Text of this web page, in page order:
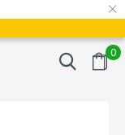
×
0
Gratis bezorgd